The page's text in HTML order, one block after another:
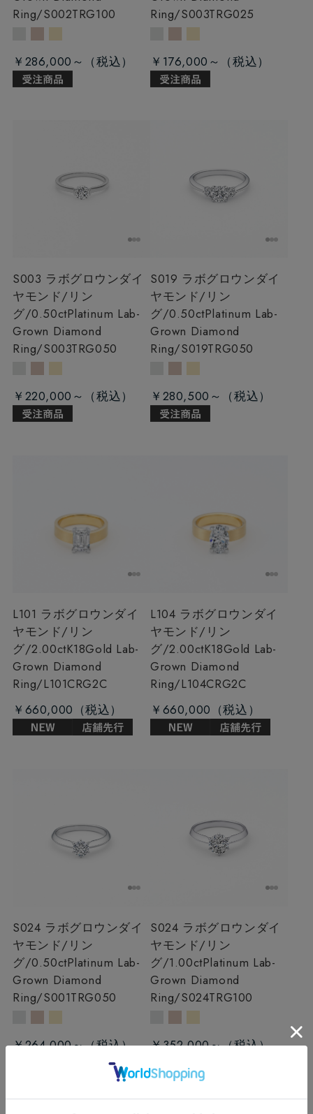
Ring/S002TRG100
￥286,000～
Ring/S003TRG025
￥176,000～
S003 ラボグロウンダイ
ヤモンド/リン
グ/0.50ctPlatinum Lab-
Grown Diamond
Ring/S003TRG050
￥220,000～
S019 ラボグロウンダイ
ヤモンド/リン
グ/0.50ctPlatinum Lab-
Grown Diamond
Ring/S019TRG050
￥280,500～
L101 ラボグロウンダイ
ヤモンド/リン
グ/2.00ctK18Gold Lab-
Grown Diamond
Ring/L101CRG2C
￥660,000
L104 ラボグロウンダイ
ヤモンド/リン
グ/2.00ctK18Gold Lab-
Grown Diamond
Ring/L104CRG2C
￥660,000
S024 ラボグロウンダイ
ヤモンド/リン
グ/0.50ctPlatinum Lab-
Grown Diamond
Ring/S001TRG050
￥264,000～
S024 ラボグロウンダイ
ヤモンド/リン
グ/1.00ctPlatinum Lab-
Grown Diamond
Ring/S024TRG100
￥352,000～